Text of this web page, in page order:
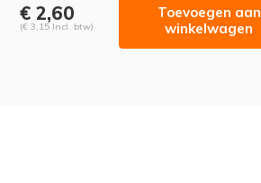
€ 2,60
(€ 3,15 Incl. btw)
Toevoegen aan
winkelwagen